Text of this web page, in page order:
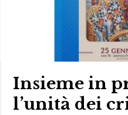
Insieme in
l’unità dei